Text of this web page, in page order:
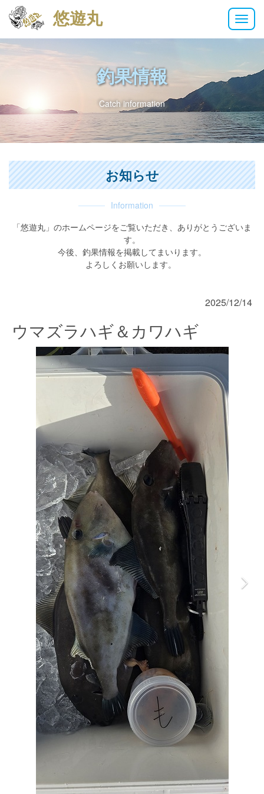
M
e
u
悠遊丸
釣果情報
Catch information
お知らせ
Information
「悠遊丸」のホームページをご覧いただき、ありがとうございま
す。
今後、釣果情報を掲載してまいります。
よろしくお願いします。
2025/12/14
ウマズラハギ＆カワハギ